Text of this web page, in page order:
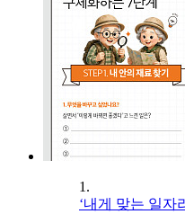
1.
‘내게 맞는 일자